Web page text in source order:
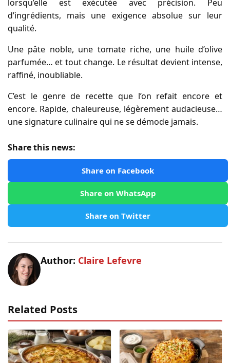
lorsqu’elle est exécutée avec précision. Peu
d’ingrédients, mais une exigence absolue sur leur
qualité.
Une pâte noble, une tomate riche, une huile d’olive
parfumée… et tout change. Le résultat devient intense,
raffiné, inoubliable.
C’est le genre de recette que l’on refait encore et
encore. Rapide, chaleureuse, légèrement audacieuse…
une signature culinaire qui ne se démode jamais.
Share this news:
Share on Facebook
Share on WhatsApp
Share on Twitter
Author: Claire Lefevre
Related Posts